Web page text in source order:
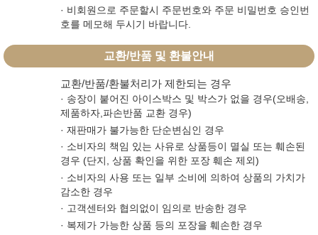
· 비회원으로 주문할시 주문번호와 주문 비밀번호 승인번
호를 메모해 두시기 바랍니다.
교환/반품 및 환불안내
교환/반품/환불처리가 제한되는 경우
· 송장이 붙어진 아이스박스 및 박스가 없을 경우(오배송,
제품하자,파손반품 교환 경우)
· 재판매가 불가능한 단순변심인 경우
· 소비자의 책임 있는 사유로 상품등이 멸실 또는 훼손된
경우 (단지, 상품 확인을 위한 포장 훼손 제외)
· 소비자의 사용 또는 일부 소비에 의하여 상품의 가치가
감소한 경우
· 고객센터와 협의없이 임의로 반송한 경우
· 복제가 가능한 상품 등의 포장을 훼손한 경우